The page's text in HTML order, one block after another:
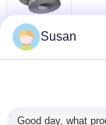
Susan
Good day, what